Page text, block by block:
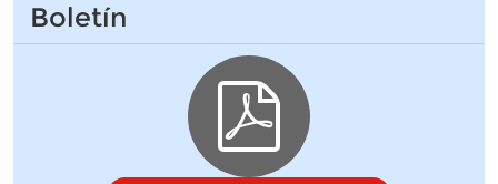
Boletín